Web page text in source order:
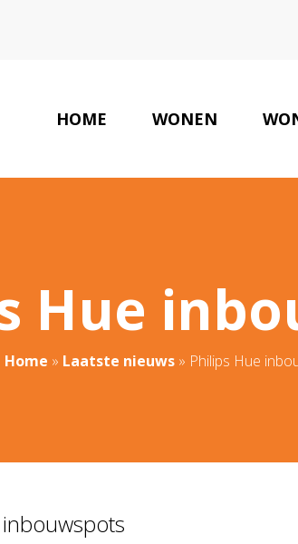
HOME WONEN
Hue
Home » Laatste nieuws» Philips Hue